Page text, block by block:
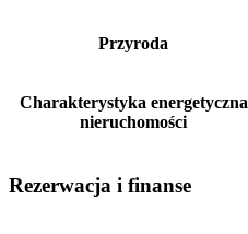
Przyroda
Charakterystyka energetyczna
nieruchomości
Rezerwacja i finanse